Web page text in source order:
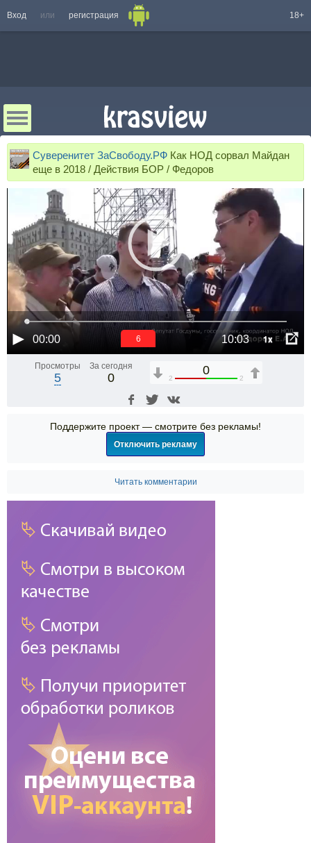
Вход или регистрация 18+
Суверенитет ЗаСвободу.РФ Как НОД сорвал Майдан
еще в 2018 / Действия БОР / Федоров
00:00 10:03 1x
6
Просмотры
5
За сегодня
0
0
2 2
Поддержите проект — смотрите без рекламы!
Отключить рекламу
Читать комментарии